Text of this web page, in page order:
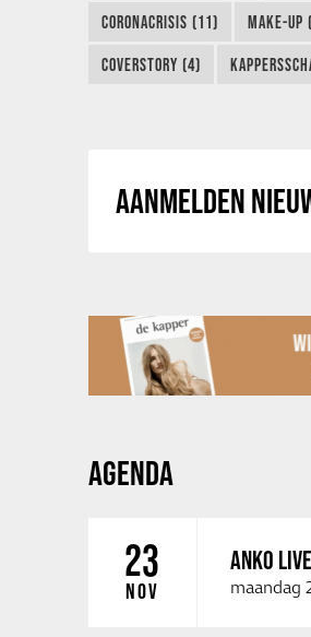
CORONACRISIS (11) MAKE-UP
COVERSTORY (4)
AANMELDEN
AGENDA
23
NOV
ANKO LIVE
maandag